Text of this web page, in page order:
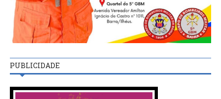
PUBLICIDADE